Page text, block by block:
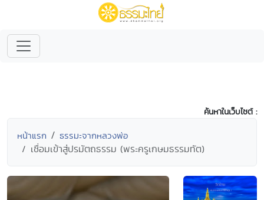
ค้นหาในเว็บไซต์ :
หน้าแรก ธรรมะจากหลวงพ่อ
เชื่อมเข้าสู่ปรมัตถธรรม (พระครูเกษมธรรมทัต)